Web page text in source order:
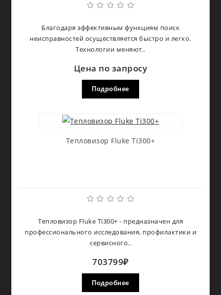
Благодаря эффективным функциям поиск
неисправностей осуществляется быстро и легко.
Технологии меняют..
Цена по запросу
Подробнее
Тепловизор Fluke Ti300+
Тепловизор Fluke Ti300+ - предназначен для
профессионального исследования, профилактики и
сервисного..
703799₽
Подробнее